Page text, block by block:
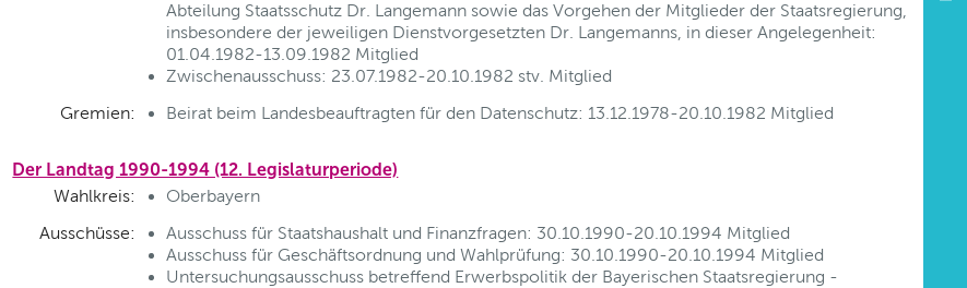
Abteilung Staatsschutz Dr. Langemann sowie das Vorgehen der Mitglieder der Staatsregierung,
insbesondere der jeweiligen Dienstvorgesetzten Dr. Langemanns, in dieser Angelegenheit:
01.04.1982-13.09.1982 Mitglied
Zwischenausschuss: 23.07.1982-20.10.1982 stv. Mitglied
Gremien:
Beirat beim Landesbeauftragten für den Datenschutz: 13.12.1978-20.10.1982 Mitglied
Der Landtag 1990-1994 (12. Legislaturperiode)
Wahlkreis:
Oberbayern
Ausschüsse:
Ausschuss für Staatshaushalt und Finanzfragen: 30.10.1990-20.10.1994 Mitglied
Ausschuss für Geschäftsordnung und Wahlprüfung: 30.10.1990-20.10.1994 Mitglied
Untersuchungsausschuss betreffend Erwerbspolitik der Bayerischen Staatsregierung -